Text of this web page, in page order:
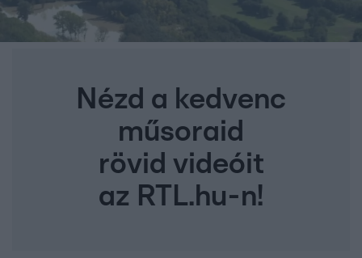
Nézd a kedvenc
műsoraid
rövid videóit
az RTL.hu-n!